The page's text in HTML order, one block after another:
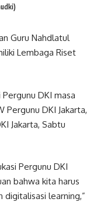
Guru Nahdlatul
Lembaga Riset
DKI masa
Pergunu DKI Jakarta,
Jakarta, Sabtu
Pergunu DKI
bahwa kita harus
learning,”